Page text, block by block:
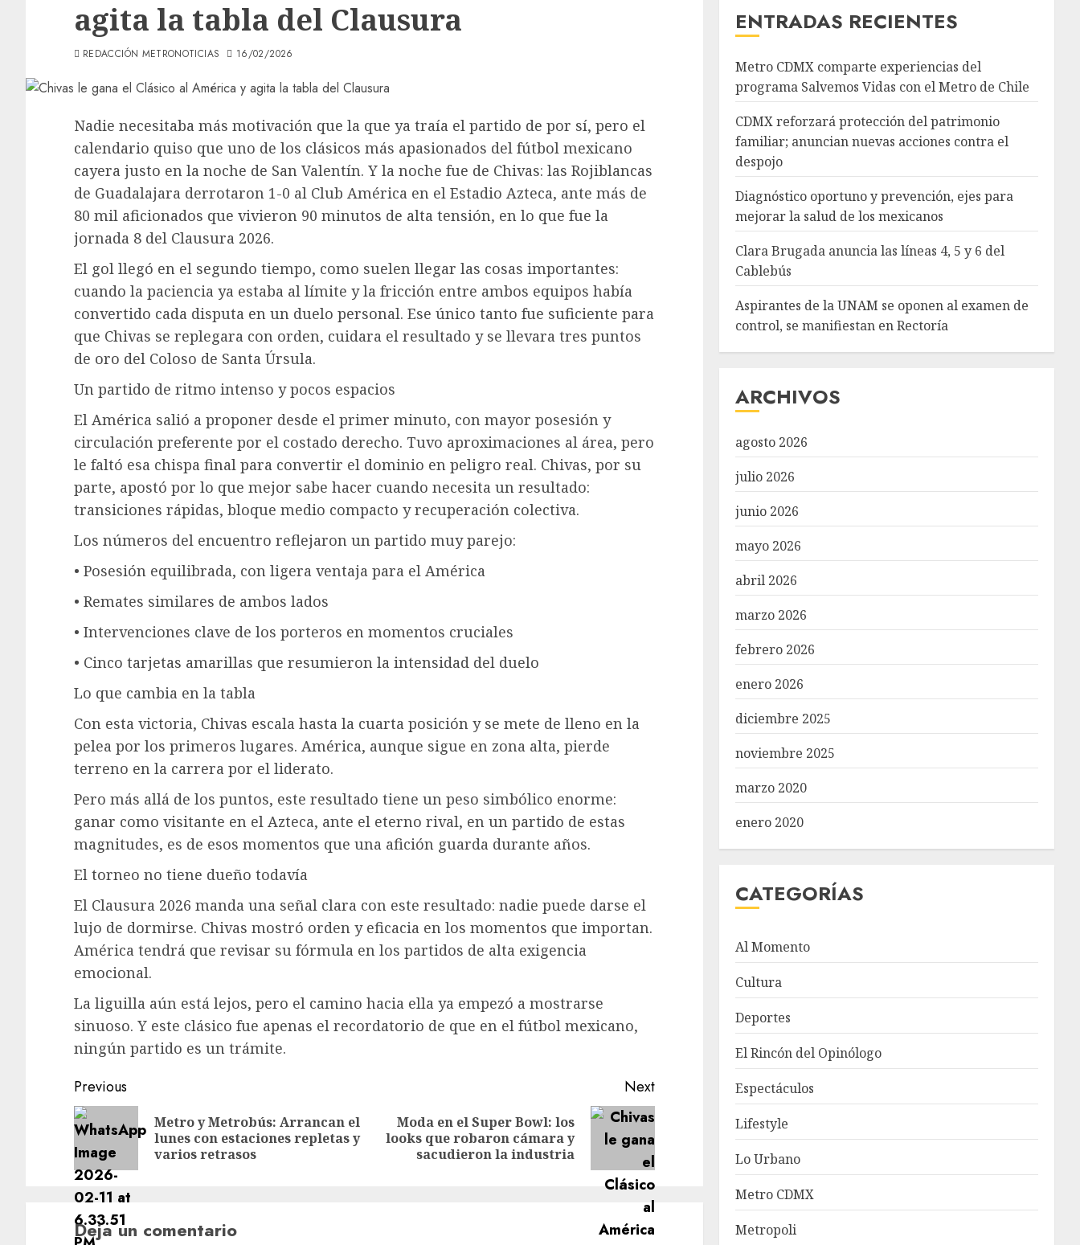
agita la tabla del Clausura
REDACCIÓN METRONOTICIAS 16/02/2026
Nadie necesitaba más motivación que la que ya traía el partido de por sí, pero el
calendario quiso que uno de los clásicos más apasionados del fútbol mexicano
cayera justo en la noche de San Valentín. Y la noche fue de Chivas: las Rojiblancas
de Guadalajara derrotaron 1-0 al Club América en el Estadio Azteca, ante más de
80 mil aficionados que vivieron 90 minutos de alta tensión, en lo que fue la
jornada 8 del Clausura 2026.
El gol llegó en el segundo tiempo, como suelen llegar las cosas importantes:
cuando la paciencia ya estaba al límite y la fricción entre ambos equipos había
convertido cada disputa en un duelo personal. Ese único tanto fue suficiente para
que Chivas se replegara con orden, cuidara el resultado y se llevara tres puntos
de oro del Coloso de Santa Úrsula.
Un partido de ritmo intenso y pocos espacios
El América salió a proponer desde el primer minuto, con mayor posesión y
circulación preferente por el costado derecho. Tuvo aproximaciones al área, pero
le faltó esa chispa final para convertir el dominio en peligro real. Chivas, por su
parte, apostó por lo que mejor sabe hacer cuando necesita un resultado:
transiciones rápidas, bloque medio compacto y recuperación colectiva.
Los números del encuentro reflejaron un partido muy parejo:
• Posesión equilibrada, con ligera ventaja para el América
• Remates similares de ambos lados
• Intervenciones clave de los porteros en momentos cruciales
• Cinco tarjetas amarillas que resumieron la intensidad del duelo
Lo que cambia en la tabla
Con esta victoria, Chivas escala hasta la cuarta posición y se mete de lleno en la
pelea por los primeros lugares. América, aunque sigue en zona alta, pierde
terreno en la carrera por el liderato.
Pero más allá de los puntos, este resultado tiene un peso simbólico enorme:
ganar como visitante en el Azteca, ante el eterno rival, en un partido de estas
magnitudes, es de esos momentos que una afición guarda durante años.
El torneo no tiene dueño todavía
El Clausura 2026 manda una señal clara con este resultado: nadie puede darse el
lujo de dormirse. Chivas mostró orden y eficacia en los momentos que importan.
América tendrá que revisar su fórmula en los partidos de alta exigencia
emocional.
La liguilla aún está lejos, pero el camino hacia ella ya empezó a mostrarse
sinuoso. Y este clásico fue apenas el recordatorio de que en el fútbol mexicano,
ningún partido es un trámite.
Post
navigation
Previous
Previous
Metro y Metrobús: Arrancan el
lunes con estaciones repletas y
varios retrasos
Next
Next
Moda en el Super Bowl: los
looks que robaron cámara y
sacudieron la industria
Deja un comentario
ENTRADAS RECIENTES
Metro CDMX comparte experiencias del
programa Salvemos Vidas con el Metro de Chile
CDMX reforzará protección del patrimonio
familiar; anuncian nuevas acciones contra el
despojo
Diagnóstico oportuno y prevención, ejes para
mejorar la salud de los mexicanos
Clara Brugada anuncia las líneas 4, 5 y 6 del
Cablebús
Aspirantes de la UNAM se oponen al examen de
control, se manifiestan en Rectoría
ARCHIVOS
agosto 2026
julio 2026
junio 2026
mayo 2026
abril 2026
marzo 2026
febrero 2026
enero 2026
diciembre 2025
noviembre 2025
marzo 2020
enero 2020
CATEGORÍAS
Al Momento
Cultura
Deportes
El Rincón del Opinólogo
Espectáculos
Lifestyle
Lo Urbano
Metro CDMX
Metropoli